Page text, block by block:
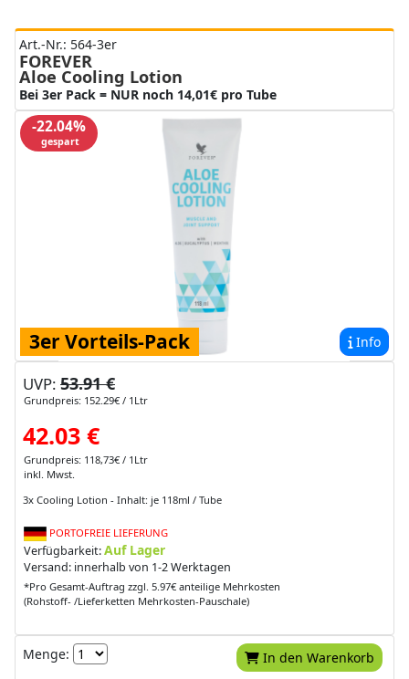
Art.-Nr.: 564-3er
FOREVER
Aloe Cooling Lotion
Bei 3er Pack = NUR noch 14,01€ pro Tube
-22.04%
gespart
Info
3er Vorteils-Pack
UVP: 53.91 €
Grundpreis: 152.29€ / 1Ltr
42.03 €
Grundpreis: 118,73€ / 1Ltr
inkl. Mwst.
3x Cooling Lotion - Inhalt: je 118ml / Tube
PORTOFREIE LIEFERUNG
Verfügbarkeit:Auf Lager
Versand: innerhalb von 1-2 Werktagen
*Pro Gesamt-Auftrag zzgl. 5.97€ anteilige Mehrkosten
(Rohstoff- /Lieferketten Mehrkosten-Pauschale)
Menge: In den Warenkorb